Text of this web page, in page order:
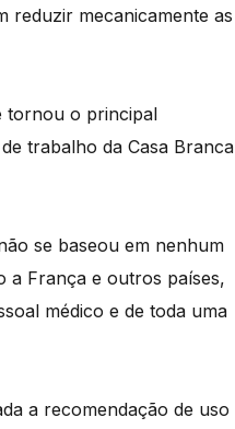
reduzir mecanicamente as
tornou o principal
trabalho da Casa Branca
se baseou em nenhum
a França e outros países,
médico e de toda uma
a recomendação de uso